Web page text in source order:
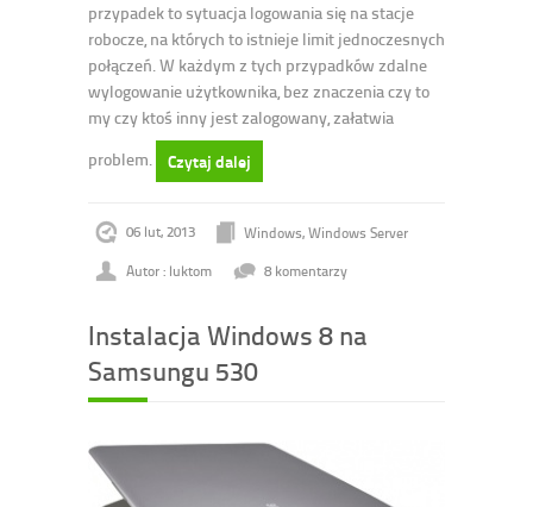
przypadek to sytuacja logowania się na stacje
robocze, na których to istnieje limit jednoczesnych
połączeń. W każdym z tych przypadków zdalne
wylogowanie użytkownika, bez znaczenia czy to
my czy ktoś inny jest zalogowany, załatwia
problem.
Czytaj dalej
06 lut, 2013 Windows,Windows Server
Autor : luktom
8 komentarzy
Instalacja Windows 8 na
Samsungu 530